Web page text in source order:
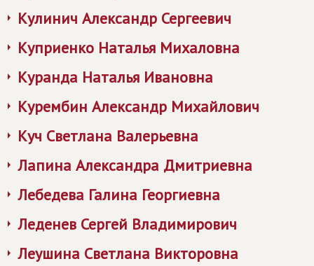
Кулинич Александр Сергеевич
Куприенко Наталья Михаловна
Куранда Наталья Ивановна
Курембин Александр Михайлович
Куч Светлана Валерьевна
Лапина Александра Дмитриевна
Лебедева Галина Георгиевна
Леденев Сергей Владимирович
Леушина Светлана Викторовна